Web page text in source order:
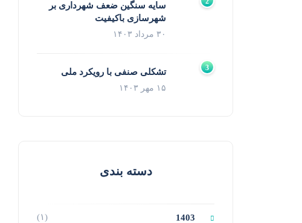
سایه سنگین ضعف شهرداری بر
شهرسازی باکیفیت
۳۰ مرداد ۱۴۰۳
تشکلی صنفی با رویکرد ملی
۱۵ مهر ۱۴۰۳
دسته بندی
1403 (۱)